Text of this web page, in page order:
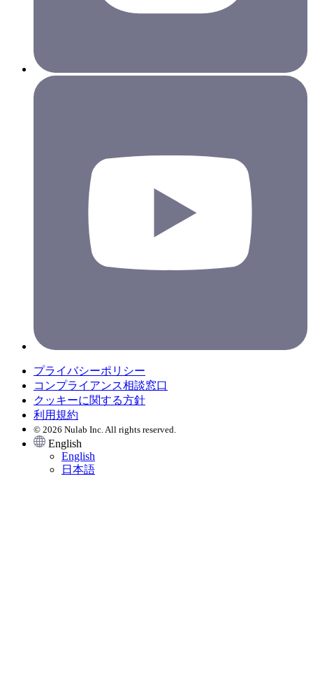
プライバシーポリシー
コンプライアンス相談窓口
クッキーに関する方針
利用規約
© 2026 Nulab Inc. All rights reserved.
English
English
日本語